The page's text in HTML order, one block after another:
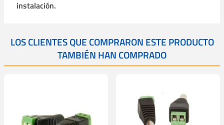
instalación.
LOS CLIENTES QUE COMPRARON ESTE PRODUCTO
TAMBIÉN HAN COMPRADO